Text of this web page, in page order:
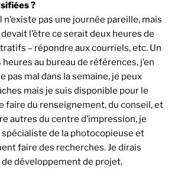
?
n’existe pas une journée pareille, mais
l’être ce serait deux heures de
– répondre aux courriels, etc. Un
au bureau de références, j’en
pas mal dans la semaine, je peux
mais je suis disponible pour le
faire du renseignement, du conseil, et
autres du centre d’impression, je
de la photocopieuse et
faire des recherches. Je dirais
développement de projet,